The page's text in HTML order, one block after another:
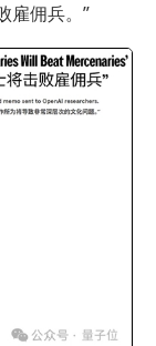
雇佣兵。”